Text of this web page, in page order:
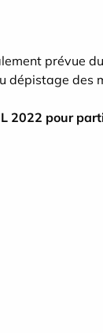
prévue
dépistage des
2022 pour